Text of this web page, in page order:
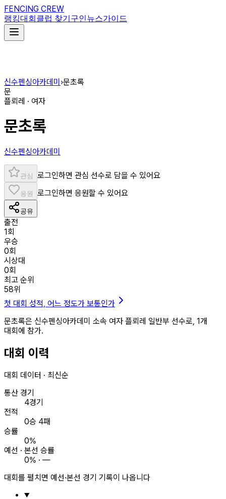
FENCING CREW
랭킹대회 클럽 찾기 구인뉴스가이드
신수펜싱아카데미 ›문초록
문
플뢰레 · 여자
문초록
신수펜싱아카데미
관심 로그인하면 관심 선수로 담을 수 있어요
응원 로그인하면 응원할 수 있어요
공유
출전
1회
우승
0회
시상대
0회
최고 순위
58위
첫 대회 성적, 어느 정도가 보통인가
문초록은 신수펜싱아카데미 소속 여자 플뢰레 일반부 선수로, 1개
대회에 참가.
대회 이력
대회 데이터 · 최신순
통산 경기
4경기
전적
0승 4패
승률
0%
예선 · 본선 승률
0% · —
대회를 펼치면 예선·본선 경기 기록이 나옵니다